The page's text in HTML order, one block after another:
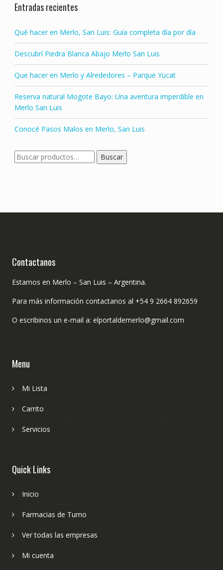
Entradas recientes
Qué hacer en Merlo, San Luis: Guía completa día por día
Descubrí Piedra Blanca Abajo Merlo San Luis
Que hacer en Merlo y Alrededores – Parque Yucat
Reserva natural Mogote Bayo: Una aventura imperdible en
Merlo San Luis
Conocé Pasos Malos en Merlo, San Luis
Buscar
por:
Buscar
Contactanos
Estamos en Merlo – San Luis – Argentina.
Para más información contactanos al +54 9 2664 892659
O escribinos un e-mail a: elportaldemerlo@gmail.com
Menu
Mi Lista
Carrito
Servicios
Quick Links
Inicio
Farmacias de Turno
Ver todas las empresas
Mi cuenta